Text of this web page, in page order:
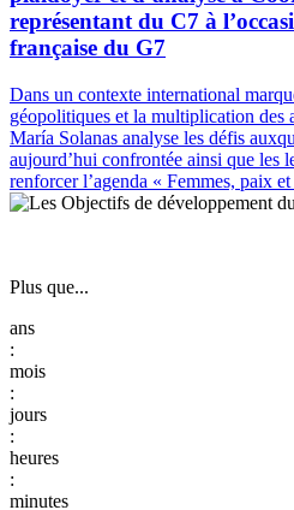
représentant du C7 à
française du G7
Dans un contexte international
géopolitiques et la multiplication des
María Solanas analyse les défis
aujourd’hui confrontée ainsi que les
renforcer l’agenda « Femmes, paix
Plus que...
:
:
:
: